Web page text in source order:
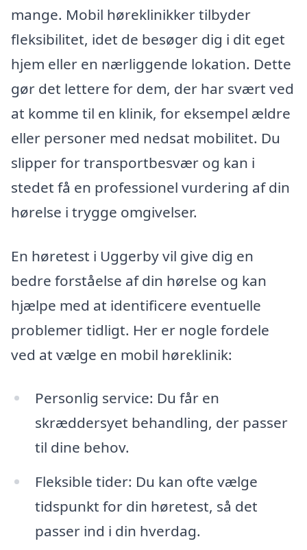
mange. Mobil høreklinikker tilbyder
fleksibilitet, idet de besøger dig i dit eget
hjem eller en nærliggende lokation. Dette
gør det lettere for dem, der har svært ved
at komme til en klinik, for eksempel ældre
eller personer med nedsat mobilitet. Du
slipper for transportbesvær og kan i
stedet få en professionel vurdering af din
hørelse i trygge omgivelser.
En høretest i Uggerby vil give dig en
bedre forståelse af din hørelse og kan
hjælpe med at identificere eventuelle
problemer tidligt. Her er nogle fordele
ved at vælge en mobil høreklinik:
Personlig service: Du får en
skræddersyet behandling, der passer
til dine behov.
Fleksible tider: Du kan ofte vælge
tidspunkt for din høretest, så det
passer ind i din hverdag.